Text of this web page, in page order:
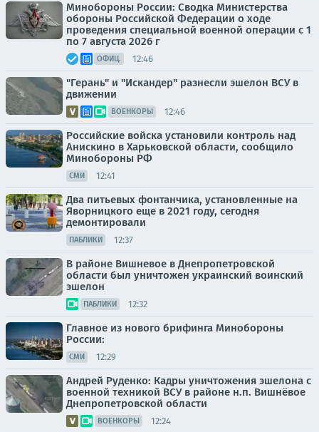
Минобороны России: Сводка Министерства
обороны Российской Федерации о ходе
проведения специальной военной операции с 1
по 7 августа 2026 г
ОФИЦ. 12:46
"Герань" и "Искандер" разнесли эшелон ВСУ в
движении
ВОЕНКОРЫ 12:46
Российские войска установили контроль над
Анискино в Харьковской области, сообщило
Минобороны РФ
СМИ 12:41
Два питьевых фонтанчика, установленные на
Яворницкого еще в 2021 году, сегодня
демонтировали
ПАБЛИКИ 12:37
В районе Вишневое в Днепропетровской
области был уничтожен украинский воинский
эшелон
ПАБЛИКИ 12:32
Главное из нового брифинга Минобороны
России:
СМИ 12:29
Андрей Руденко: Кадры уничтожения эшелона с
военной техникой ВСУ в районе н.п. Вишнёвое
Днепропетровской области
ВОЕНКОРЫ 12:24